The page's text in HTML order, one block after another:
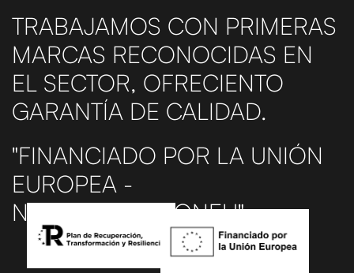
TRABAJAMOS CON PRIMERAS
MARCAS RECONOCIDAS EN
EL SECTOR, OFRECIENTO
GARANTÍA DE CALIDAD.
"FINANCIADO POR LA UNIÓN
EUROPEA -
NEXTGENERATIONEU".